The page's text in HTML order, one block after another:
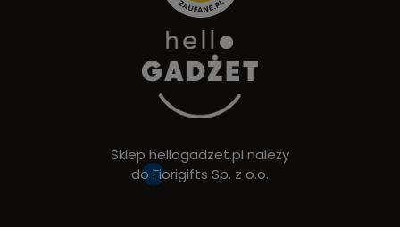
Sklep hellogadzet.pl należy
do Fiorigifts Sp. z o.o.